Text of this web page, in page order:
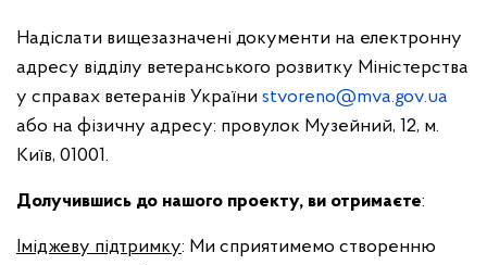
Надіслати вищезазначені документи на електронну
адресу відділу ветеранського розвитку Міністерства
у справах ветеранів України stvoreno@mva.gov.ua
або на фізичну адресу: провулок Музейний, 12, м.
Київ, 01001.
Долучившись до нашого проекту, ви отримаєте:
Іміджеву підтримку: Ми сприятимемо створенню